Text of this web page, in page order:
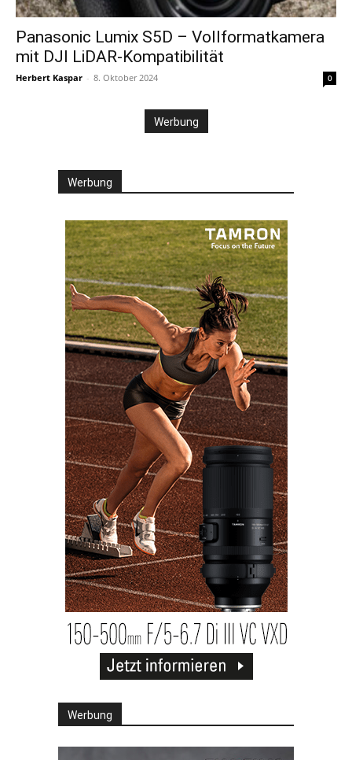
Panasonic Lumix S5D – Vollformatkamera
mit DJI LiDAR-Kompatibilität
Herbert Kaspar - 8. Oktober 2024 0
Werbung
Werbung
Werbung